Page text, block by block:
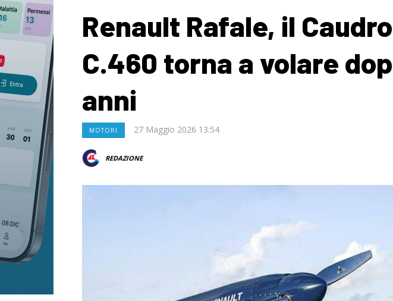
Renault Rafale, il
C.460 torna a volare
anni
MOTORI 27 Maggio 2026 13:54
REDAZIONE